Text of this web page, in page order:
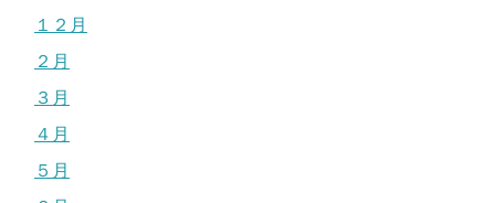
１２月
２月
３月
４月
５月